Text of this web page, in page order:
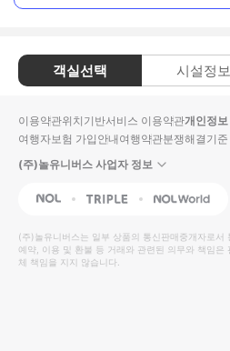
객실선택 시설정보
이용약관위치기반서비스 이용약관개인정
여행자보험 가입안내여행약관분쟁해결기준
(주)놀유니버스 사업자 정보
NOL Triple Interpark Global
(주)놀유니버스는 일부 상품의 통신판매중개자로서
예약, 이용 및 환불 등 거래와 관련된 의무와 책임은
체 책임을 지지 않습니다.